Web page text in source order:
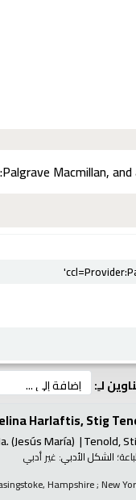
لـِ:
Harlaftis, Stig
Tenold,
(Jesús María)
؛ الشكل الأدبي: غير أدبي
Hampshire ; New